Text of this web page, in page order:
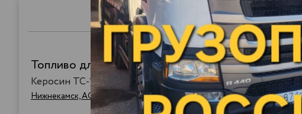
Топливо для реактивных двигателей марки ТС-1
Керосин ТС-1
Нижнекамск, АО "ТАНЕКО"